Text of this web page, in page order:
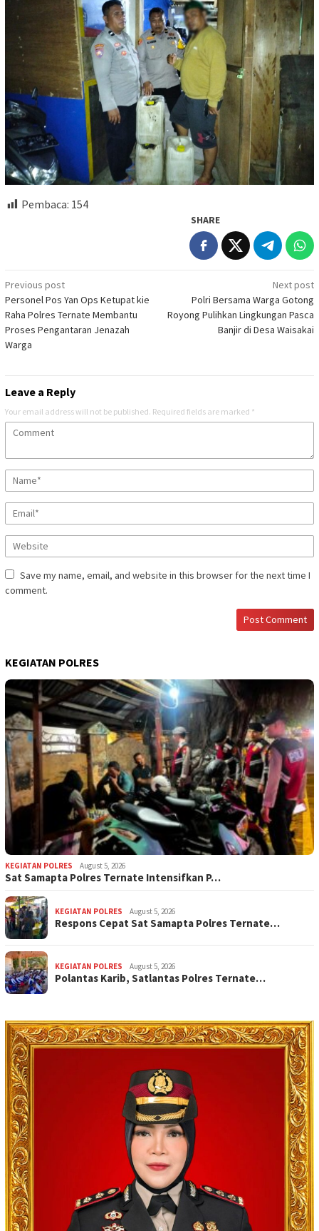
Pembaca: 154
SHARE
Post
navigation
Previous post
Personel Pos Yan Ops Ketupat kie
Raha Polres Ternate Membantu
Proses Pengantaran Jenazah
Warga
Next post
Polri Bersama Warga Gotong
Royong Pulihkan Lingkungan Pasca
Banjir di Desa Waisakai
Leave a Reply
Your email address will not be published. Required fields are marked *
Save my name, email, and website in this browser for the next time I
comment.
KEGIATAN POLRES
KEGIATAN POLRES August 5, 2026
Sat Samapta Polres Ternate Intensifkan P…
KEGIATAN POLRES August 5, 2026
Respons Cepat Sat Samapta Polres Ternate…
KEGIATAN POLRES August 5, 2026
Polantas Karib, Satlantas Polres Ternate…